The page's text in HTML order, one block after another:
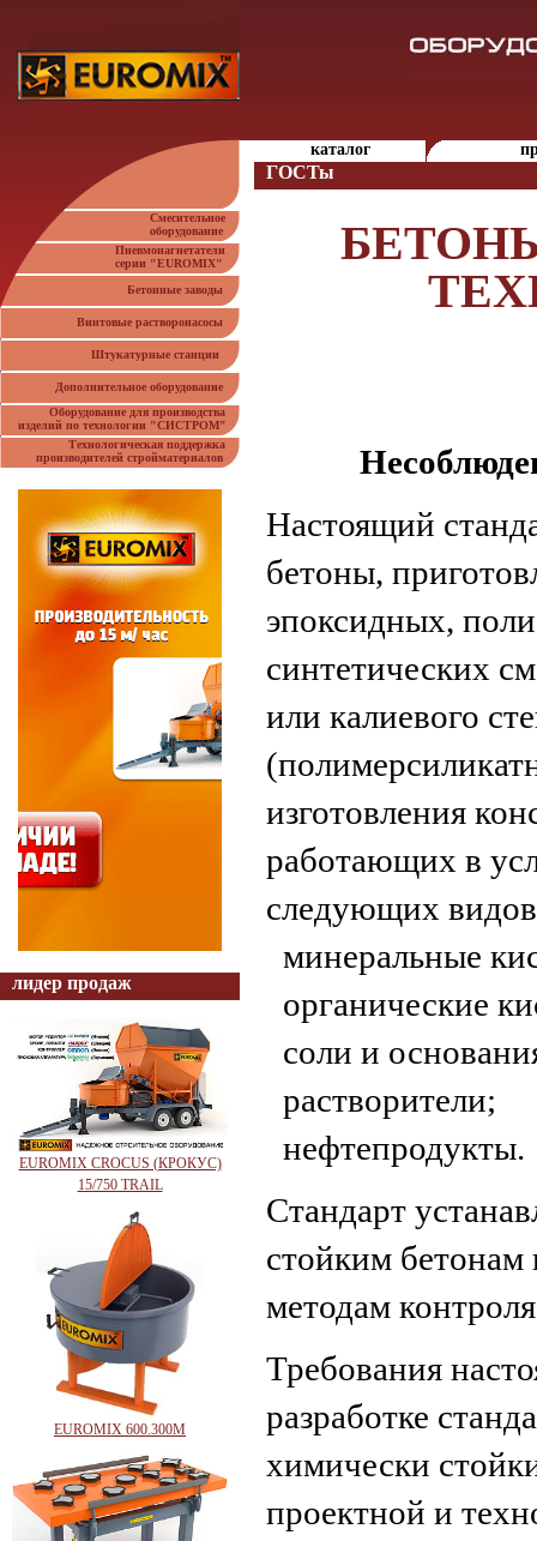
каталог
ГОСТы
Смесительное
оборудование
Пневмонагнетатели
серии "EUROMIX"
Бетонные заводы
Винтовые растворонасосы
Штукатурные станции
Дополнительное оборудование
Оборудование для производства
изделий по технологии "СИСТРОМ"
Технологическая поддержка
производителей стройматериалов
лидер продаж
EUROMIX CROCUS (КРОКУС)
15/750 TRAIL
EUROMIX 600.300М
Настоящий
бетоны,
эпоксидных,
синтетических
или калиевого
изготовления
работающих в
следующих
минеральные
органические
соли и
растворители;
нефтепродукты.
Стандарт
стойким бетонам
методам
Требования
разработке
химически
проектной и